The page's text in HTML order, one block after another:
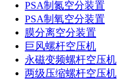
PSA制氮空分装置
PSA制氧空分装置
膜分离空分装置
巨风螺杆空压机
永磁变频螺杆空压机
两级压缩螺杆空压机